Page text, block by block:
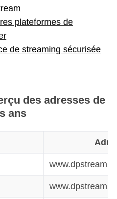
plateformes de
de streaming sécurisée
des adresses de
ans
www.dpstream.tv